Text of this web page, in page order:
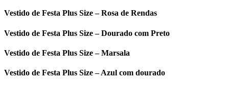
Vestido de Festa Plus Size – Rosa de Rendas
Vestido de Festa Plus Size – Dourado com Preto
Vestido de Festa Plus Size – Marsala
Vestido de Festa Plus Size – Azul com dourado